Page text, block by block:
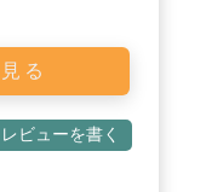
る
レビューを書く